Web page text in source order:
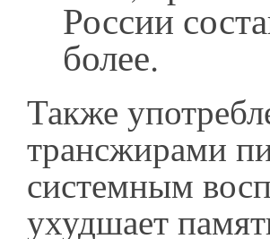
России
более.
Также
трансжирами
системным
ухудшает